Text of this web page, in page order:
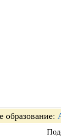
образование: